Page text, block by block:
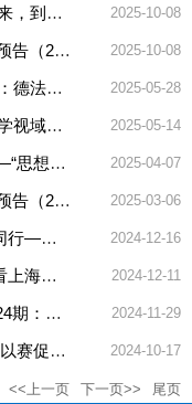
2025-10-08
思政课改革创新系列·第36期｜从经典中来，到实践中去——“概论”课程第四届实践研究成果展示交流
2025-10-08
马克思主义学院思政课改革创新•公开课预告（2025-2026学年第一学期）
2025-05-28
思政课改革创新系列·第34期｜启智润心：德法伴你同行——《思想道德与法治》第三届读书沙龙
2025-05-14
思政课改革创新系列·第33期｜世界中国学视域中的中国现代化——《中国近代史纲要》第二届读书沙龙
2025-04-07
提高网络文明素养 培养新时代好青年——“思想道德与法治”课程研讨
2025-03-06
马克思主义学院思政课改革创新•公开课预告（2024-2025学年第二学期）
2024-12-16
思政课改革创新系列第31期：德法伴你同行——《思想道德与法治》第二届读书沙龙
2024-12-11
思政课改革创新系列第30期：百年中国看上海——中国近现代史中的上海观察——《中国近现代史纲要》第...
2024-11-29
西索聊原 马克思主义经典文本读书会第24期：《习近平著作选读》（第一、二卷）圆桌讨论会
2024-10-17
思政课改革创新第二十九期：“深耕教学 以赛促教”教学沙龙
<<上一页 下一页>> 尾页